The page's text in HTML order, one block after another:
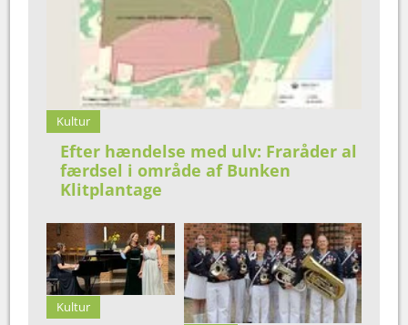
Kultur
Efter hændelse med ulv: Fraråder al
færdsel i område af Bunken
Klitplantage
Kultur